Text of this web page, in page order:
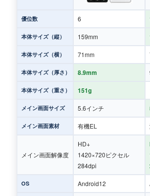
優位数 6
本体サイズ（縦） 159mm
本体サイズ（横） 71mm
本体サイズ（厚さ） 8.9mm
本体サイズ（重さ） 151g
メイン画面サイズ 5.6インチ
メイン画面素材 有機EL
メイン画面解像度
HD+
1420×720ピクセル
284dpi
OS Android12